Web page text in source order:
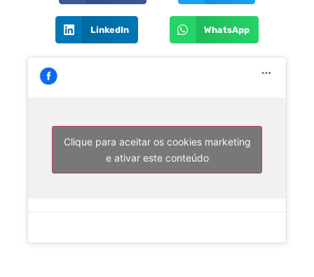
LinkedIn WhatsApp
Clique para aceitar os cookies marketing
e ativar este conteúdo